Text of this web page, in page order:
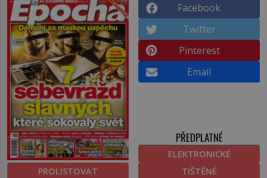
PROLISTOVAT
Facebook
Twitter
Pinterest
Email
PŘEDPLATNÉ
ELEKTRONICKÉ
TIŠTĚNÉ